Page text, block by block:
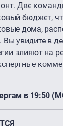
Две
бюджет,
дома,
Вы увидите в
влияют на
в 19:50